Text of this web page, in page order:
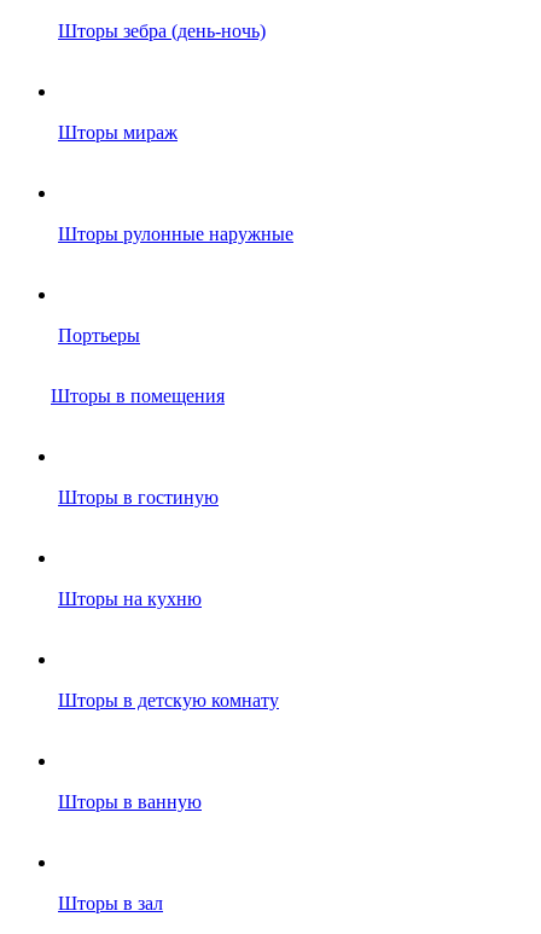
Шторы зебра (день-ночь)
Шторы мираж
Шторы рулонные наружные
Портьеры
Шторы в помещения
Шторы в гостиную
Шторы на кухню
Шторы в детскую комнату
Шторы в ванную
Шторы в зал